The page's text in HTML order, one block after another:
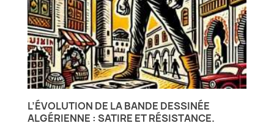
L’ÉVOLUTION DE LA BANDE DESSINÉE
ALGÉRIENNE : SATIRE ET RÉSISTANCE.